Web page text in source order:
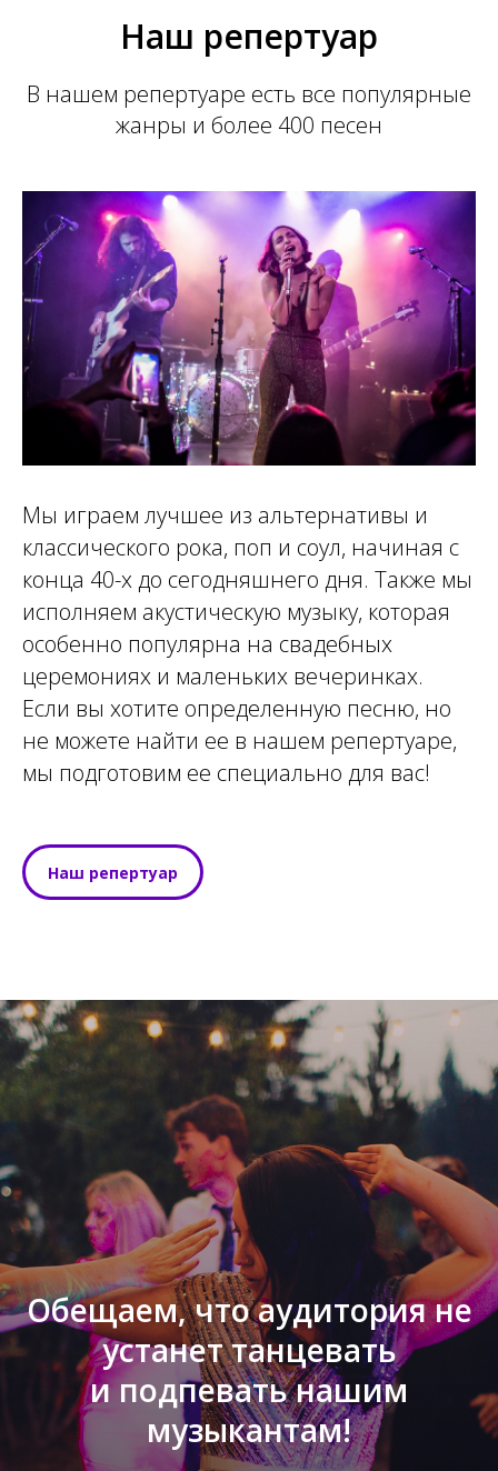
Наш репертуар
В нашем репертуаре есть все популярные
жанры и более 400 песен
Мы играем лучшее из альтернативы и
классического рока, поп и соул, начиная с
конца 40-х до сегодняшнего дня. Также мы
исполняем акустическую музыку, которая
особенно популярна на свадебных
церемониях и маленьких вечеринках.
Если вы хотите определенную песню, но
не можете найти ее в нашем репертуаре,
мы подготовим ее специально для вас!
Наш репертуар
Обещаем, что аудитория не
устанет танцевать
и подпевать нашим
музыкантам!